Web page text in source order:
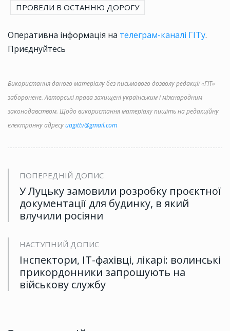
ПРОВЕЛИ В ОСТАННЮ ДОРОГУ
Оперативна інформація на телеграм-каналі ГІТу.
Приєднуйтесь
Використання даного матеріалу без письмового дозволу редакції «ГІТ»
заборонене. Авторські права захищені українським і міжнародним
законодавством. Щодо використання матеріалу пишіть на редакційну
електронну адресуuagittv@gmail.com
ПОПЕРЕДНІЙ ДОПИС
У Луцьку замовили розробку проєктної
документації для будинку, в який
влучили росіяни
НАСТУПНИЙ ДОПИС
Інспектори, ІТ-фахівці, лікарі: волинські
прикордонники запрошують на
військову службу